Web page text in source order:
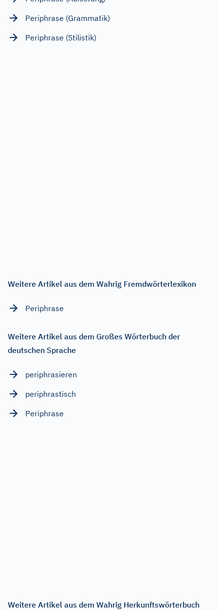
Periphrase (Grammatik)
Periphrase (Stilistik)
Weitere Artikel aus dem Wahrig Fremdwörterlexikon
Periphrase
Weitere Artikel aus dem Großes Wörterbuch der
deutschen Sprache
periphrasieren
periphrastisch
Periphrase
Weitere Artikel aus dem Wahrig Herkunftswörterbuch